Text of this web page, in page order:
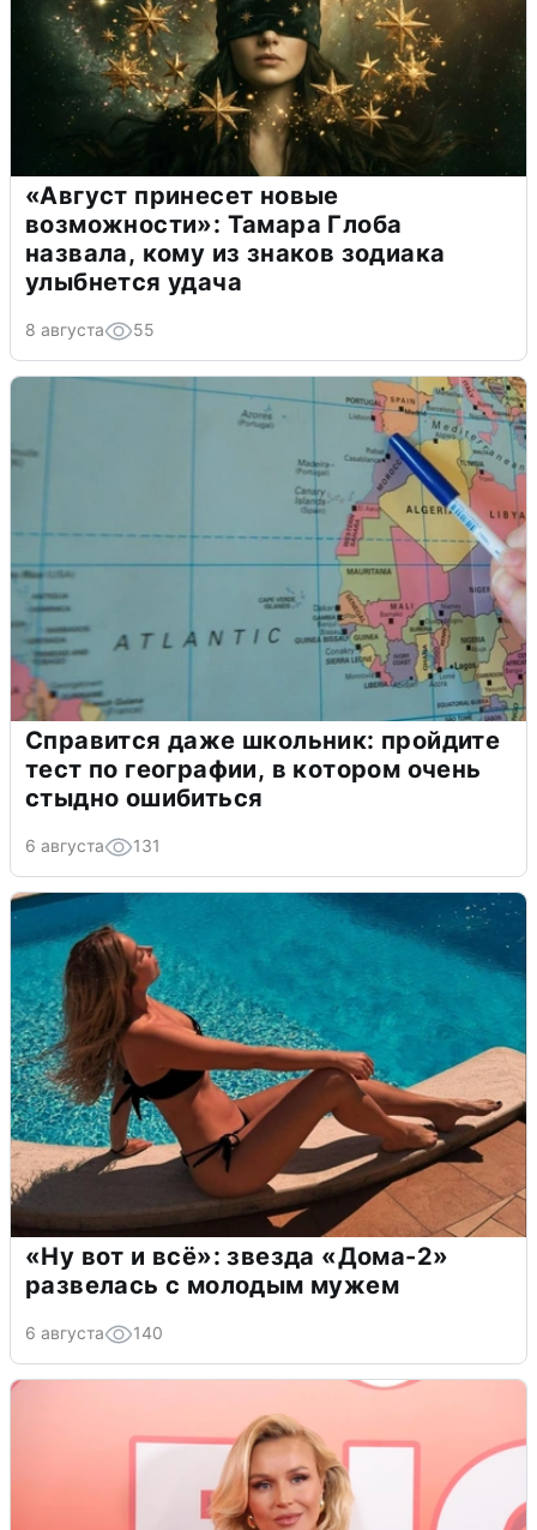
«Август принесет новые
возможности»: Тамара Глоба
назвала, кому из знаков зодиака
улыбнется удача
8 августа 55
Справится даже школьник: пройдите
тест по географии, в котором очень
стыдно ошибиться
6 августа 131
«Ну вот и всё»: звезда «Дома-2»
развелась с молодым мужем
6 августа 140